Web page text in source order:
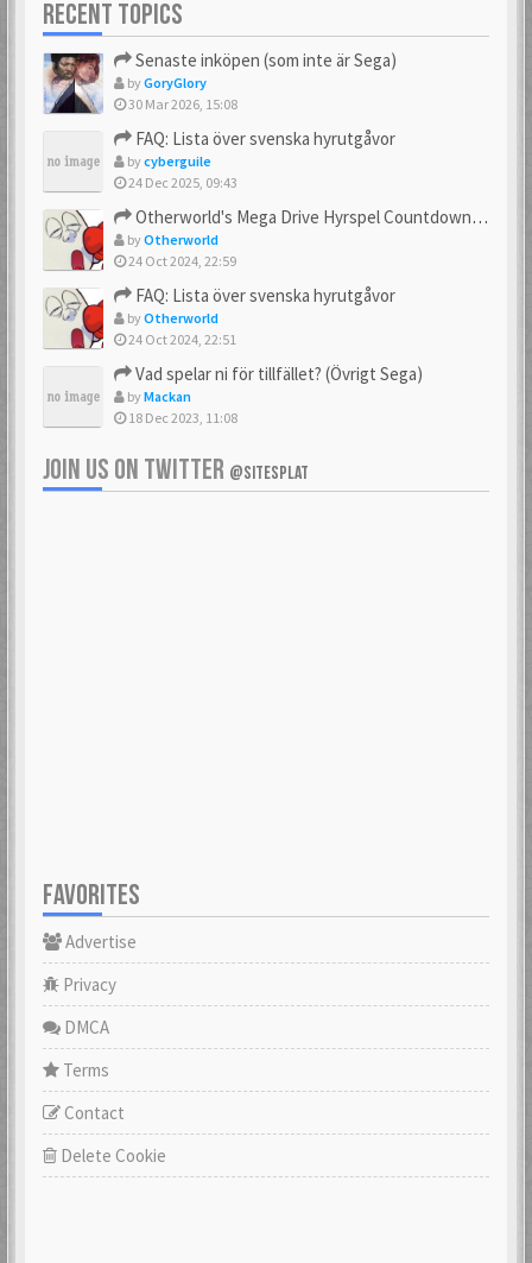
RECENT TOPICS
Senaste inköpen (som inte är Sega)
byGoryGlory
30 Mar 2026, 15:08
FAQ: Lista över svenska hyrutgåvor
bycyberguile
24 Dec 2025, 09:43
Otherworld's Mega Drive Hyrspel Countdown Tråd!
byOtherworld
24 Oct 2024, 22:59
FAQ: Lista över svenska hyrutgåvor
byOtherworld
24 Oct 2024, 22:51
Vad spelar ni för tillfället? (Övrigt Sega)
byMackan
18 Dec 2023, 11:08
JOIN US ON TWITTER @SITESPLAT
FAVORITES
Advertise
Privacy
DMCA
Terms
Contact
Delete Cookie